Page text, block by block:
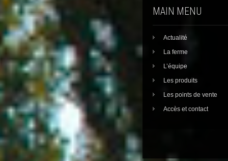
MAIN MENU
Actualité
La ferme
L’équipe
Les produits
Les points de vente
Accès et contact